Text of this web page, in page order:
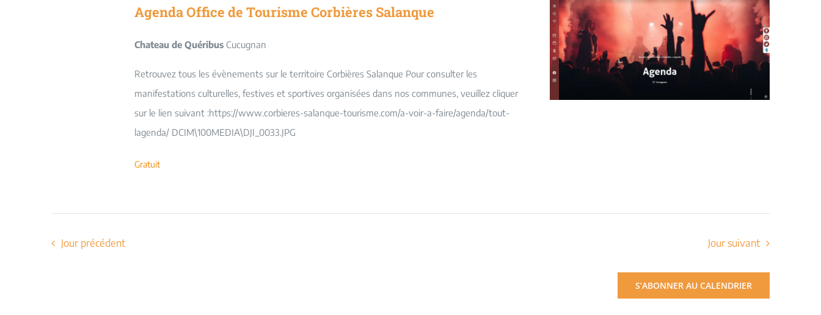
ÉvènementsAgenda Office de Tourisme Corbières Salanque
Chateau de Quéribus Cucugnan
Retrouvez tous les évènements sur le territoire Corbières Salanque Pour consulter les
manifestations culturelles, festives et sportives organisées dans nos communes, veuillez cliquer
sur le lien suivant :https://www.corbieres-salanque-tourisme.com/a-voir-a-faire/agenda/tout-
lagenda/ DCIM\100MEDIA\DJI_0033.JPG
Gratuit
Jour précédent Jour suivant
S’ABONNER AU CALENDRIER